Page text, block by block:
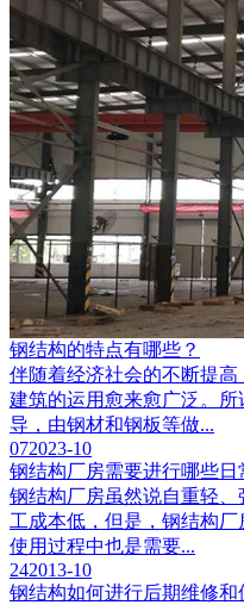
钢结构的特点有哪些？
伴随着经济社会的不断提
建筑的运用愈来愈广泛。
导，由钢材和钢板等做...
072023-10
钢结构厂房需要进行哪些日
钢结构厂房虽然说自重轻
工成本低，但是，钢结构
使用过程中也是需要...
242013-10
钢结构如何进行后期维修和